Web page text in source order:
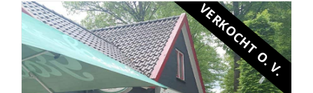
VERKOCHT O. V.